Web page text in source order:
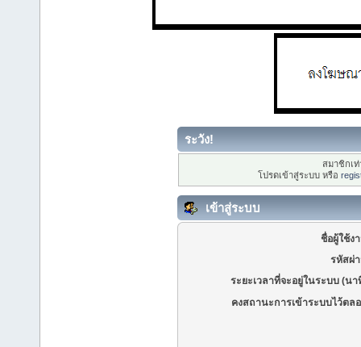
ระวัง!
สมาชิกเ
โปรดเข้าสู่ระบบ หรือ
เข้าสู่ระบบ
ชื่อผู้ใช้ง
รหัสผ่
ระยะเวลาที่จะอยู่ในระบบ (นา
คงสถานะการเข้าระบบไว้ตล